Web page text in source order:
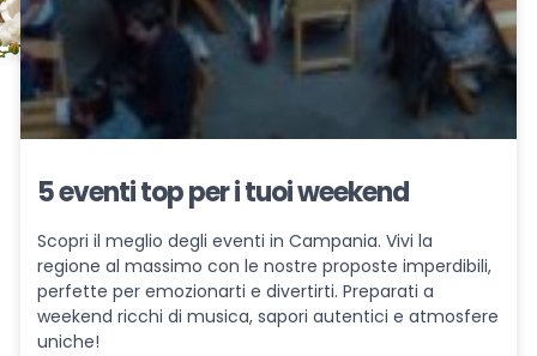
5 eventi top per i tuoi weekend
Scopri il meglio degli eventi in Campania. Vivi la
regione al massimo con le nostre proposte imperdibili,
perfette per emozionarti e divertirti. Preparati a
weekend ricchi di musica, sapori autentici e atmosfere
uniche!